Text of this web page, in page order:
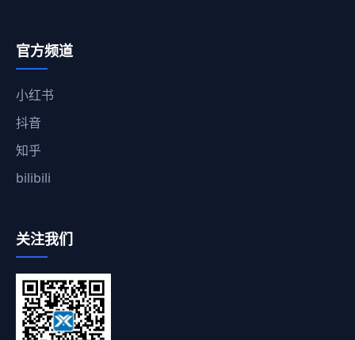
官方频道
小红书
抖音
知乎
bilibili
关注我们